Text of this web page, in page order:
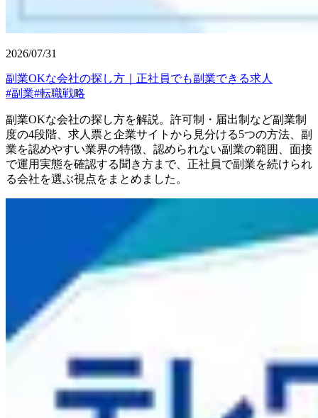
2026/07/31
副業OKな会社の探し方｜正社員でも副業できる求人
#副業#転職戦略
副業OKな会社の探し方を解説。許可制・届出制など副業制
度の4段階、求人票と企業サイトから見分ける5つの方法、副
業を認めやすい業界の特徴、認められない副業の範囲、面接
で運用実態を確認する聞き方まで、正社員で副業を続けられ
る会社を選ぶ視点をまとめました。